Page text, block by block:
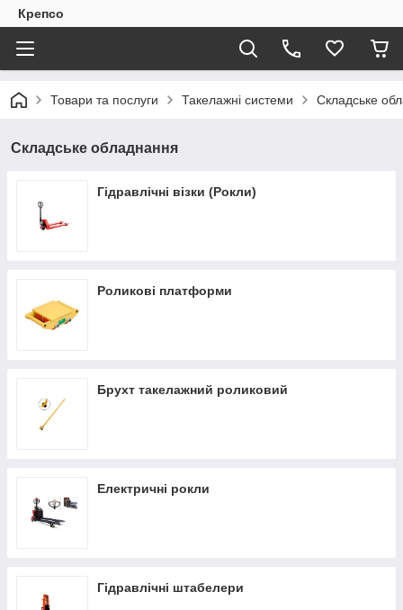
Крепсо
Товари та послуги Такелажні системи Складське
Складське обладнання
Гідравлічні візки (Рокли)
Роликові платформи
Брухт такелажний роликовий
Електричні рокли
Гідравлічні штабелери